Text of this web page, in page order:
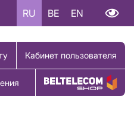
RU BE EN
Кабинет пользователя
Купить товар